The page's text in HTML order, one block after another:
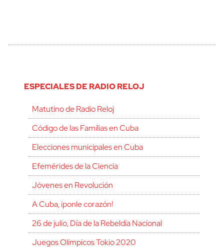
ESPECIALES DE RADIO RELOJ
Matutino de Radio Reloj
Código de las Familias en Cuba
Elecciones municipales en Cuba
Efemérides de la Ciencia
Jóvenes en Revolución
A Cuba, ¡ponle corazón!
26 de julio, Día de la Rebeldía Nacional
Juegos Olímpicos Tokio 2020